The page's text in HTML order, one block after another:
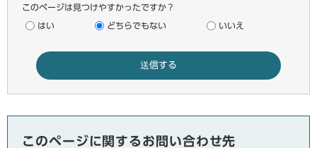
このページは見つけやすかったですか？
はい どちらでもない いいえ
このページに関するお問い合わせ先